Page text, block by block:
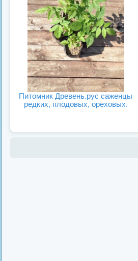
Питомник Древень.рус саженцы
редких, плодовых, ореховых.